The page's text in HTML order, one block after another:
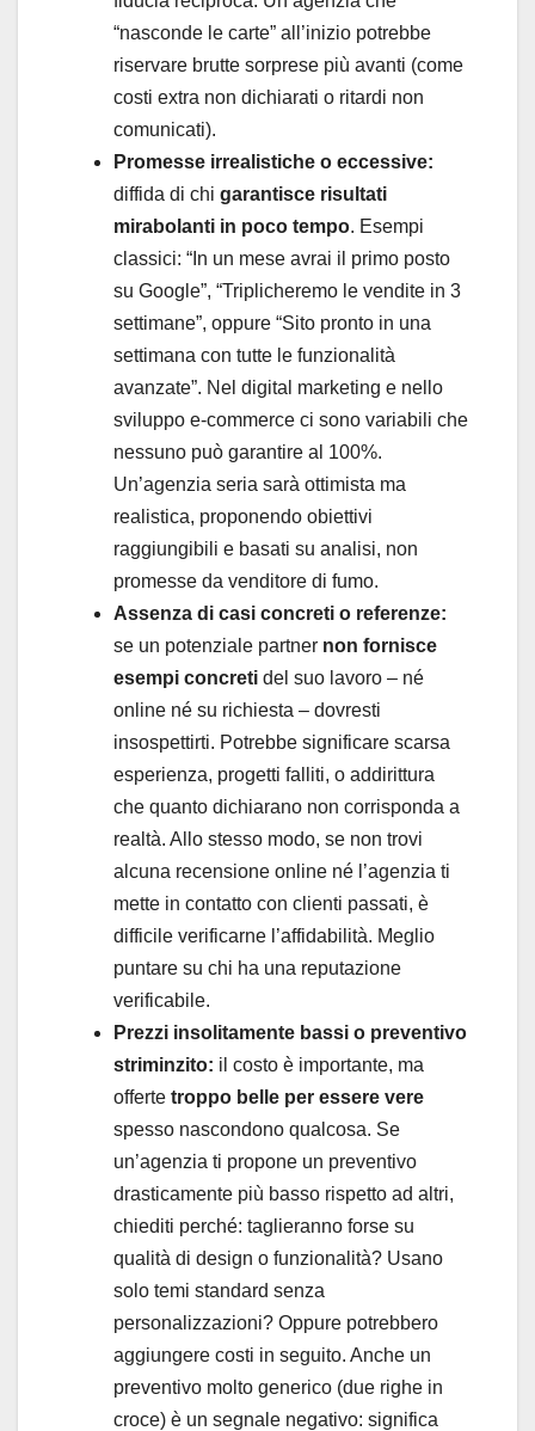
“nasconde le carte” all’inizio potrebbe
riservare brutte sorprese più avanti (come
costi extra non dichiarati o ritardi non
comunicati).
Promesse irrealistiche o eccessive:
diffida di chi garantisce risultati
mirabolanti in poco tempo. Esempi
classici: “In un mese avrai il primo posto
su Google”, “Triplicheremo le vendite in 3
settimane”, oppure “Sito pronto in una
settimana con tutte le funzionalità
avanzate”. Nel digital marketing e nello
sviluppo e-commerce ci sono variabili che
nessuno può garantire al 100%.
Un’agenzia seria sarà ottimista ma
realistica, proponendo obiettivi
raggiungibili e basati su analisi, non
promesse da venditore di fumo.
Assenza di casi concreti o referenze:
se un potenziale partner non fornisce
esempi concreti del suo lavoro – né
online né su richiesta – dovresti
insospettirti. Potrebbe significare scarsa
esperienza, progetti falliti, o addirittura
che quanto dichiarano non corrisponda a
realtà. Allo stesso modo, se non trovi
alcuna recensione online né l’agenzia ti
mette in contatto con clienti passati, è
difficile verificarne l’affidabilità. Meglio
puntare su chi ha una reputazione
verificabile.
Prezzi insolitamente bassi o preventivo
striminzito: il costo è importante, ma
offerte troppo belle per essere vere
spesso nascondono qualcosa. Se
un’agenzia ti propone un preventivo
drasticamente più basso rispetto ad altri,
chiediti perché: taglieranno forse su
qualità di design o funzionalità? Usano
solo temi standard senza
personalizzazioni? Oppure potrebbero
aggiungere costi in seguito. Anche un
preventivo molto generico (due righe in
croce) è un segnale negativo: significa